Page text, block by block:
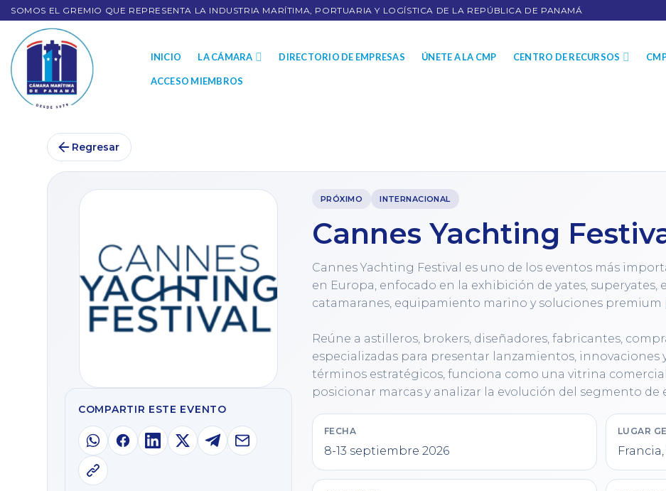
SOMOS EL GREMIO QUE REPRESENTA LA INDUSTRIA MARÍTIMA, PORTUARIA Y LOGÍSTICA DE LA REPÚBLICA DE PANAMÁ
INICIO LA CÁMARA DIRECTORIO DE EMPRESAS ÚNETE A LA CMP CENTRO DE RECURSOS
ACCESO MIEMBROS
Regresar
COMPARTIR ESTE EVENTO
PRÓXIMO INTERNACIONAL
Cannes Yachting
Cannes Yachting Festival es uno de los eventos más
en Europa, enfocado en la exhibición de yates, superyates,
catamaranes, equipamiento marino y soluciones premium
Reúne a astilleros, brokers, diseñadores, fabricantes,
especializadas para presentar lanzamientos, innovaciones
términos estratégicos, funciona como una vitrina
posicionar marcas y analizar la evolución del segmento de
FECHA
8-13 septiembre 2026
LUGAR